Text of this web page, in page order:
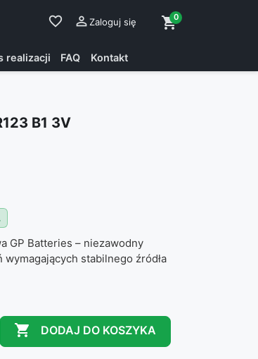
favorite_border Zaloguj się shopping_cart
0
realizacji FAQ Kontakt
B1 3V
GP Batteries – niezawodny
wymagających stabilnego źródła
 DODAJ DO KOSZYKA